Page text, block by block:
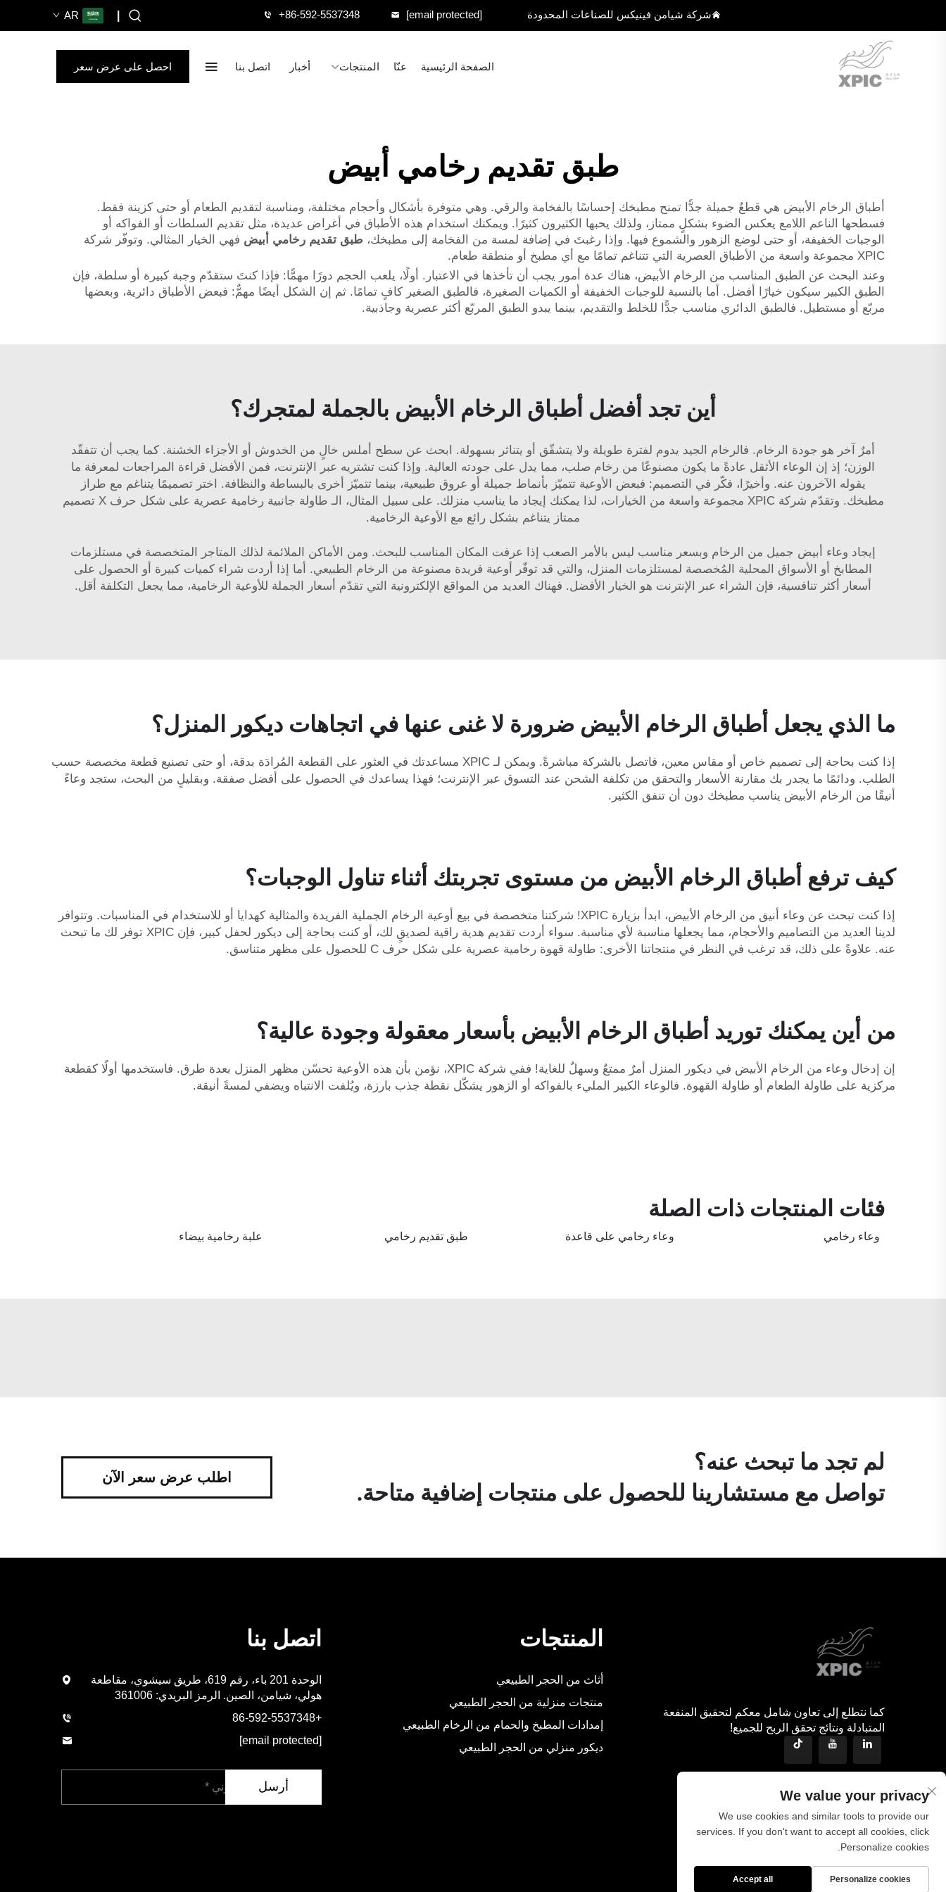
شركة شيامن فينيكس للصناعات المحدودة +86-592-5537348 [email protected]
AR
الصفحة الرئيسية عنّا المنتجات أخبار اتصل بنا احصل على عرض سعر
طبق تقديم رخامي أبيض
أطباق الرخام الأبيض هي قطعٌ جميلة جدًّا تمنح مطبخك إحساسًا بالفخامة والرقي. وهي متوفرة بأشكال وأحجام مختلفة، ومناسبة لتقديم الطعام أو حتى كزينة فقط.
فسطحها الناعم اللامع يعكس الضوء بشكلٍ ممتاز، ولذلك يحبها الكثيرون كثيرًا. ويمكنك استخدام هذه الأطباق في أغراض عديدة، مثل تقديم السلطات أو الفواكه أو
الوجبات الخفيفة، أو حتى لوضع الزهور والشموع فيها. وإذا رغبتَ في إضافة لمسة من الفخامة إلى مطبخك، طبق تقديم رخامي أبيض فهي الخيار المثالي. وتوفّر شركة
XPIC مجموعة واسعة من الأطباق العصرية التي تتناغم تمامًا مع أي مطبخ أو منطقة طعام.
وعند البحث عن الطبق المناسب من الرخام الأبيض، هناك عدة أمور يجب أن تأخذها في الاعتبار. أولًا، يلعب الحجم دورًا مهمًّا: فإذا كنتَ ستقدّم وجبة كبيرة أو سلطة، فإن
الطبق الكبير سيكون خيارًا أفضل. أما بالنسبة للوجبات الخفيفة أو الكميات الصغيرة، فالطبق الصغير كافٍ تمامًا. ثم إن الشكل أيضًا مهمٌّ: فبعض الأطباق دائرية، وبعضها
مربّع أو مستطيل. فالطبق الدائري مناسب جدًّا للخلط والتقديم، بينما يبدو الطبق المربّع أكثر عصرية وجاذبية.
أين تجد أفضل أطباق الرخام الأبيض بالجملة لمتجرك؟
أمرٌ آخر هو جودة الرخام. فالرخام الجيد يدوم لفترة طويلة ولا يتشقّق أو يتناثر بسهولة. ابحث عن سطح أملس خالٍ من الخدوش أو الأجزاء الخشنة. كما يجب أن تتفقّد
الوزن؛ إذ إن الوعاء الأثقل عادةً ما يكون مصنوعًا من رخام صلب، مما يدل على جودته العالية. وإذا كنت تشتريه عبر الإنترنت، فمن الأفضل قراءة المراجعات لمعرفة ما
يقوله الآخرون عنه. وأخيرًا، فكّر في التصميم: فبعض الأوعية تتميّز بأنماط جميلة أو عروق طبيعية، بينما تتميّز أخرى بالبساطة والنظافة. اختر تصميمًا يتناغم مع طراز
مطبخك. وتقدّم شركة XPIC مجموعة واسعة من الخيارات، لذا يمكنك إيجاد ما يناسب منزلك. على سبيل المثال، الـ
طاولة جانبية رخامية عصرية على شكل حرف X
تصميم
ممتاز يتناغم بشكل رائع مع الأوعية الرخامية.
إيجاد وعاء أبيض جميل من الرخام وبسعر مناسب ليس بالأمر الصعب إذا عرفت المكان المناسب للبحث. ومن الأماكن الملائمة لذلك المتاجر المتخصصة في مستلزمات
المطابخ أو الأسواق المحلية المُخصصة لمستلزمات المنزل، والتي قد توفّر أوعية فريدة مصنوعة من الرخام الطبيعي. أما إذا أردت شراء كميات كبيرة أو الحصول على
أسعار أكثر تنافسية، فإن الشراء عبر الإنترنت هو الخيار الأفضل. فهناك العديد من المواقع الإلكترونية التي تقدّم أسعار الجملة للأوعية الرخامية، مما يجعل التكلفة أقل.
ما الذي يجعل أطباق الرخام الأبيض ضرورة لا غنى عنها في اتجاهات ديكور المنزل؟
إذا كنت بحاجة إلى تصميم خاص أو مقاس معين، فاتصل بالشركة مباشرةً. ويمكن لـ XPIC مساعدتك في العثور على القطعة المُرادَة بدقة، أو حتى تصنيع قطعة مخصصة حسب
الطلب. ودائمًا ما يجدر بك مقارنة الأسعار والتحقق من تكلفة الشحن عند التسوق عبر الإنترنت؛ فهذا يساعدك في الحصول على أفضل صفقة. وبقليلٍ من البحث، ستجد وعاءً
أنيقًا من الرخام الأبيض يناسب مطبخك دون أن تنفق الكثير.
كيف ترفع أطباق الرخام الأبيض من مستوى تجربتك أثناء تناول الوجبات؟
إذا كنت تبحث عن وعاء أنيق من الرخام الأبيض، ابدأ بزيارة XPIC! شركتنا متخصصة في بيع أوعية الرخام الجملية الفريدة والمثالية كهدايا أو للاستخدام في المناسبات. وتتوافر
لدينا العديد من التصاميم والأحجام، مما يجعلها مناسبة لأي مناسبة. سواء أردت تقديم هدية راقية لصديقٍ لك، أو كنت بحاجة إلى ديكور لحفل كبير، فإن XPIC توفر لك ما تبحث
عنه. علاوةً على ذلك، قد ترغب في النظر في منتجاتنا الأخرى: طاولة قهوة رخامية عصرية على شكل حرف C للحصول على مظهر متناسق.
من أين يمكنك توريد أطباق الرخام الأبيض بأسعار معقولة وجودة عالية؟
إن إدخال وعاء من الرخام الأبيض في ديكور المنزل أمرٌ ممتعٌ وسهلٌ للغاية! ففي شركة XPIC، نؤمن بأن هذه الأوعية تحسّن مظهر المنزل بعدة طرق. فاستخدمها أولًا كقطعة
مركزية على طاولة الطعام أو طاولة القهوة. فالوعاء الكبير المليء بالفواكه أو الزهور يشكّل نقطة جذب بارزة، ويُلفت الانتباه ويضفي لمسةً أنيقة.
فئات المنتجات ذات الصلة
وعاء رخامي وعاء رخامي على قاعدة طبق تقديم رخامي علبة رخامية بيضاء
لم تجد ما تبحث عنه؟
تواصل مع مستشارينا للحصول على منتجات إضافية متاحة.
اطلب عرض سعر الآن
كما نتطلع إلى تعاون شامل معكم لتحقيق المنفعة
المتبادلة ونتائج تحقق الربح للجميع!
المنتجات
أثاث من الحجر الطبيعي
منتجات منزلية من الحجر الطبيعي
إمدادات المطبخ والحمام من الرخام الطبيعي
ديكور منزلي من الحجر الطبيعي
اتصل بنا
الوحدة 201 باء، رقم 619، طريق سيشوي، مقاطعة
هولي، شيامن، الصين. الرمز البريدي: 361006
+86-592-5537348
[email protected]
أرسل
We value your privacy
We use cookies and similar tools to provide our
services. If you don't want to accept all cookies, click
Personalize cookies.
Personalize cookies
Accept all